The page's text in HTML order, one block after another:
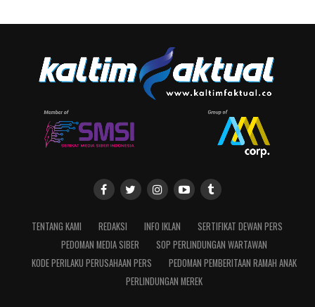
TENTANG KAMI REDAKSI INFO IKLAN
SERTIFIKAT DEWAN PERS
PEDOMAN MEDIA SIBER
SOP PERLINDUNGAN WARTAWAN
KODE PERILAKU PERUSAHAAN PERS
PEDOMAN PEMBERITAAN RAMAH ANAK
PERLINDUNGAN MEREK